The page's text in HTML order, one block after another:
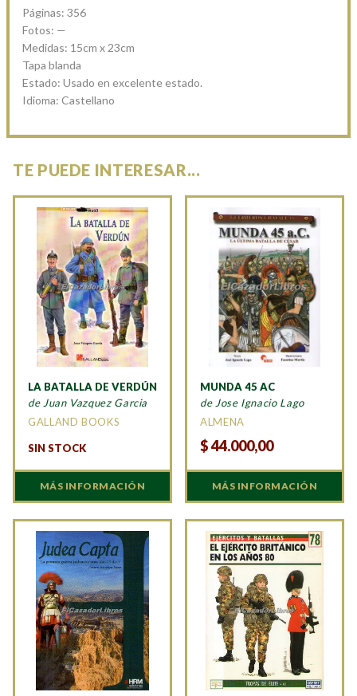
Páginas: 356
Fotos: —
Medidas: 15cm x 23cm
Tapa blanda
Estado: Usado en excelente estado.
Idioma: Castellano
TE PUEDE INTERESAR...
LA BATALLA DE VERDÚN
de Juan Vazquez Garcia
GALLAND BOOKS
SIN STOCK
MÁS INFORMACIÓN
MUNDA 45 AC
de Jose Ignacio Lago
ALMENA
$44.000,00
MÁS INFORMACIÓN